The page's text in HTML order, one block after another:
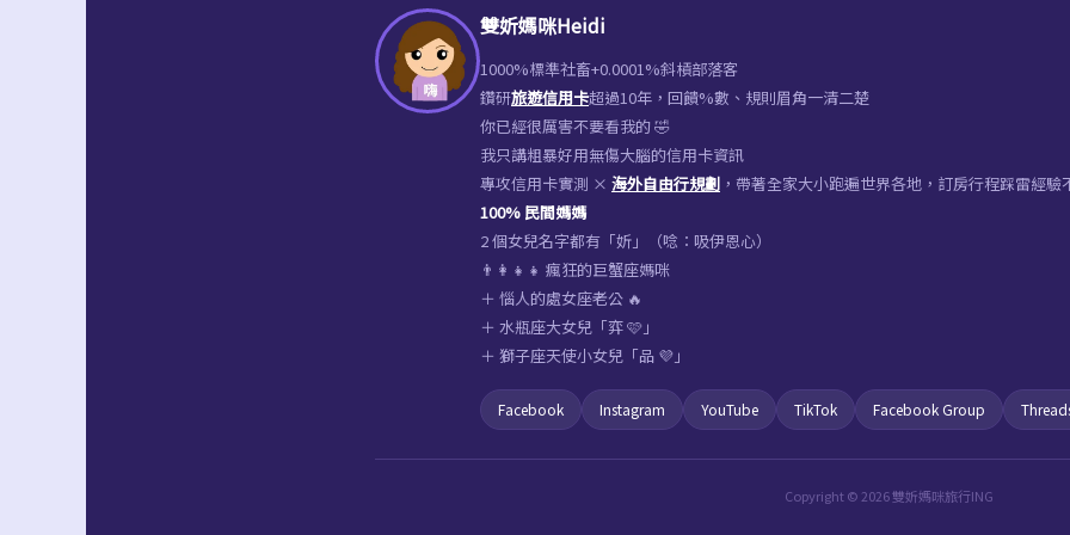
雙妡媽咪Heidi
1000%標準社畜+0.0001%斜槓部落客
鑽研旅遊信用卡超過10年，回饋%數、規則眉角一清二楚
你已經很厲害不要看我的 🤣
我只講粗暴好用無傷大腦的信用卡資訊
專攻信用卡實測 × 海外自由行規劃 ，帶著全家大小跑遍世界各地，訂房行程踩雷經驗
100% 民間媽媽
2 個女兒名字都有「妡」（唸：吸伊恩心）
👨‍👩‍👧‍👧 瘋狂的巨蟹座媽咪
＋ 惱人的處女座老公 🔥
＋ 水瓶座大女兒「弈 🩷」
＋ 獅子座天使小女兒「品 💜」
Facebook Instagram YouTube TikTok Facebook Group
Copyright © 2026 雙妡媽咪旅行ING